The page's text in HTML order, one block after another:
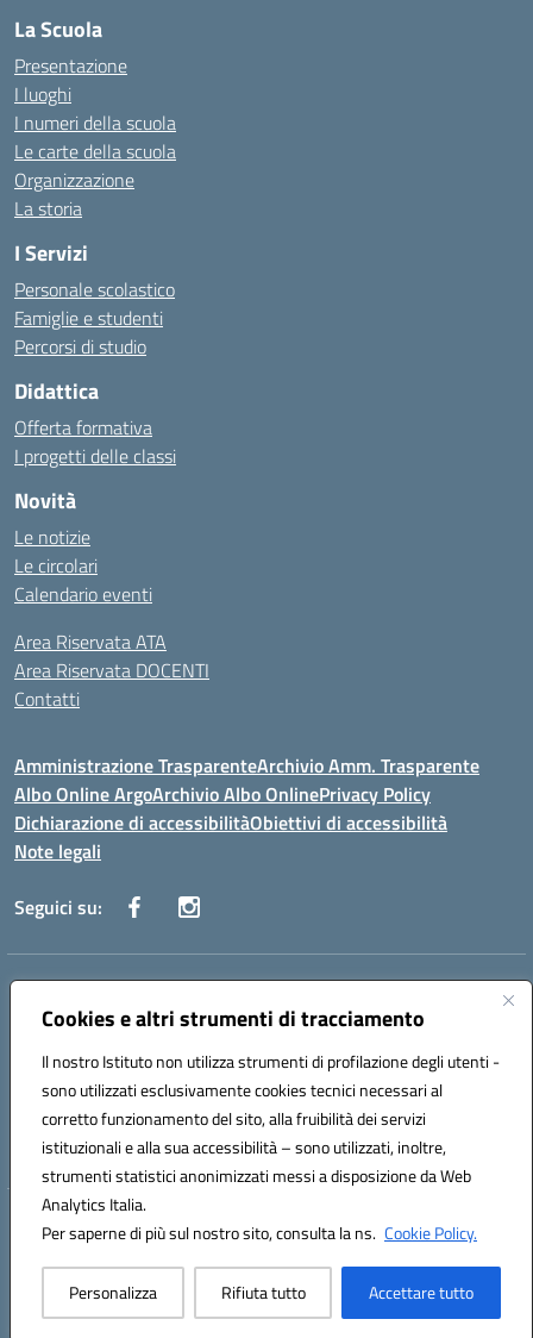
Cookies e altri strumenti di tracciamento
Il nostro Istituto non utilizza strumenti di profilazione degli utenti -
sono utilizzati esclusivamente cookies tecnici necessari al
corretto funzionamento del sito, alla fruibilità dei servizi
istituzionali e alla sua accessibilità – sono utilizzati, inoltre,
strumenti statistici anonimizzati messi a disposizione da Web
Analytics Italia.
Per saperne di più sul nostro sito, consulta la ns. Cookie Policy.
Personalizza Rifiuta tutto Accettare tutto
La Scuola
Presentazione
I luoghi
I numeri della scuola
Le carte della scuola
Organizzazione
La storia
I Servizi
Personale scolastico
Famiglie e studenti
Percorsi di studio
Didattica
Offerta formativa
I progetti delle classi
Novità
Le notizie
Le circolari
Calendario eventi
Area Riservata ATA
Area Riservata DOCENTI
Contatti
Amministrazione TrasparenteArchivio Amm. Trasparente
Albo Online ArgoArchivio Albo OnlinePrivacy Policy
Dichiarazione di accessibilitàObiettivi di accessibilità
Note legali
Seguici su:
Indirizzo:
Centralino:0823 742191 Email:CEIC8BC00Q@istruzione.it
Codice fiscale: 93117040613
Codice meccanografico:
CEIC8BC00Q
Codice Indice delle Pubbliche Amministrazioni (IPA): icpgd
Hosting & Powered by 3D Solution S.r.l.
Concept & Design by Designers Italia